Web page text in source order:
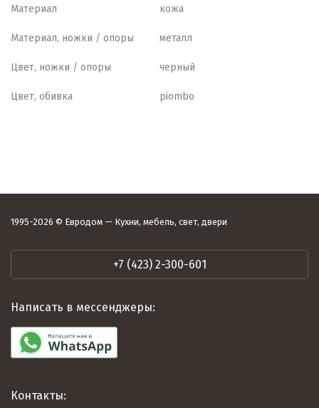
Материал кожа
Материал, ножки / опоры металл
Цвет, ножки / опоры черный
Цвет, обивка piombo
1995-2026 © Евродом — Кухни, мебель, свет, двери
+7 (423) 2-300-601
Написать в мессенджеры:
Контакты: